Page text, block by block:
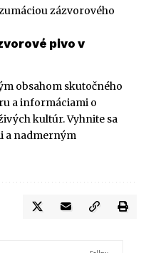
zázvorového
pivo v
obsahom skutočného
a informáciami o
kultúr. Vyhnite sa
a nadmerným